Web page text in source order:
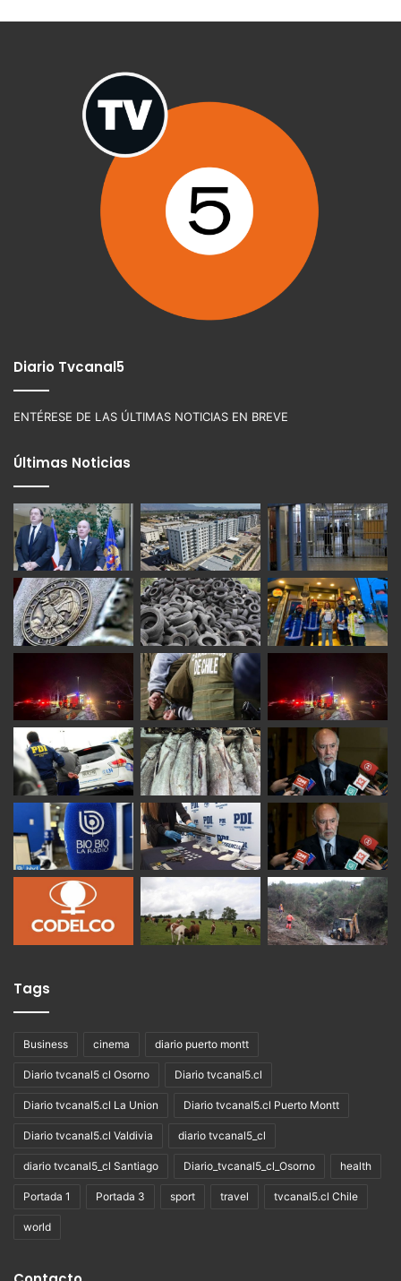
Diario Tvcanal5
ENTÉRESE DE LAS ÚLTIMAS NOTICIAS EN BREVE
Últimas Noticias
Tags
Business cinema diario puerto montt
Diario tvcanal5 cl Osorno Diario tvcanal5.cl
Diario tvcanal5.cl La Union Diario tvcanal5.cl Puerto Montt
Diario tvcanal5.cl Valdivia diario tvcanal5_cl
diario tvcanal5_cl Santiago Diario_tvcanal5_cl_Osorno health
Portada 1 Portada 3 sport travel tvcanal5.cl Chile
world